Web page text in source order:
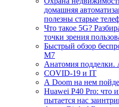
домашняя
полезны старые
Что такое 5G?
точки зрения
Быстрый обзор
M7
Анатомия подделки.
COVID-19 и IT
А Doom на нем
Huawei P40 Pro: что
пытается нас